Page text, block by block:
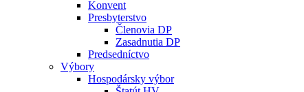
Konvent
Presbyterstvo
Členovia DP
Zasadnutia DP
Predsedníctvo
Výbory
Hospodársky výbor